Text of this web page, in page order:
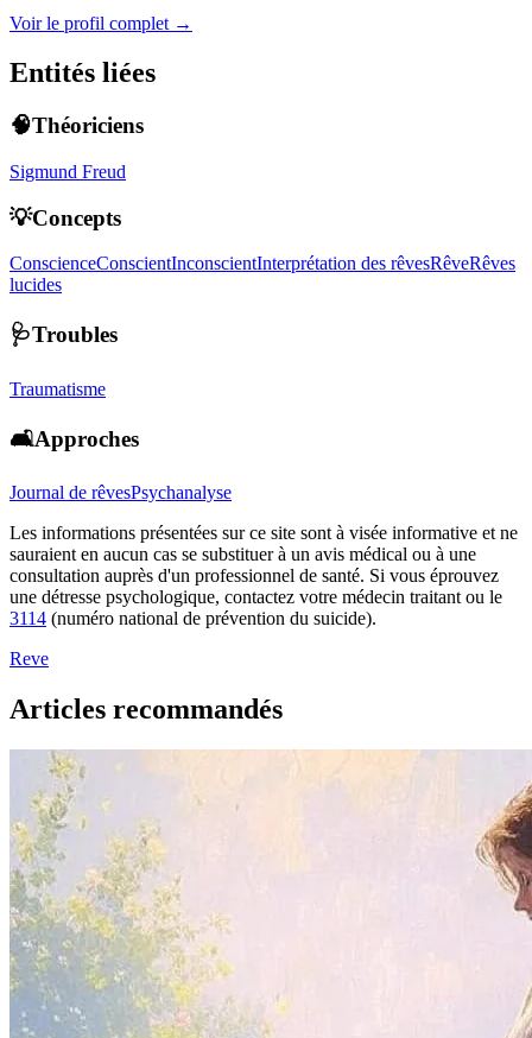
Voir le profil complet →
Entités liées
🧠Théoriciens
Sigmund Freud
💡Concepts
ConscienceConscientInconscientInterprétation des rêvesRêveRêves
lucides
🩺Troubles
Traumatisme
🛋️Approches
Journal de rêvesPsychanalyse
Les informations présentées sur ce site sont à visée informative et ne
sauraient en aucun cas se substituer à un avis médical ou à une
consultation auprès d'un professionnel de santé. Si vous éprouvez
une détresse psychologique, contactez votre médecin traitant ou le
3114 (numéro national de prévention du suicide).
Reve
Articles recommandés